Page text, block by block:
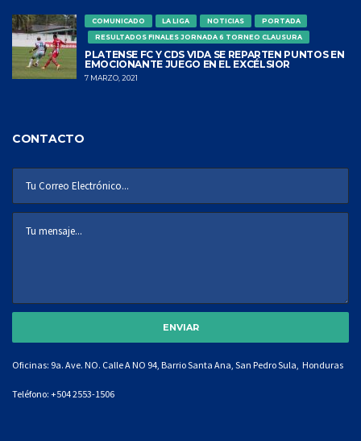
COMUNICADO LA LIGA NOTICIAS
PORTADA
RESULTADOS FINALES JORNADA 6 TORNEO CLAUSURA
PLATENSE FC Y CDS VIDA SE REPARTEN PUNTOS EN
EMOCIONANTE JUEGO EN EL EXCÉLSIOR
7 MARZO, 2021
CONTACTO
Oficinas: 9a. Ave. NO. Calle A NO 94, Barrio Santa Ana, San Pedro Sula, Honduras
Teléfono: +504 2553-1506